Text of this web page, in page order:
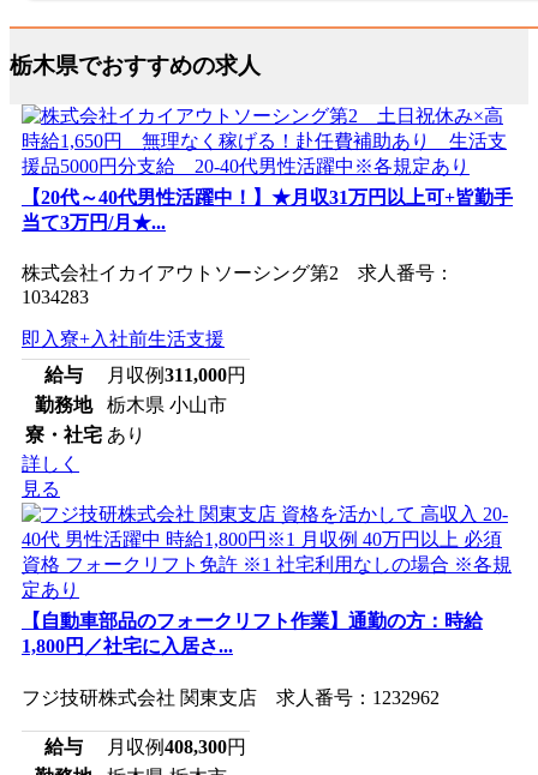
栃木県でおすすめの求人
【20代～40代男性活躍中！】★月収31万円以上可+皆勤手
当て3万円/月★...
株式会社イカイアウトソーシング第2 求人番号：
1034283
即入寮+入社前生活支援
給与
月収例311,000円
勤務地
栃木県 小山市
寮・社宅 あり
詳しく
見る
【自動車部品のフォークリフト作業】通勤の方：時給
1,800円／社宅に入居さ...
フジ技研株式会社 関東支店 求人番号：1232962
給与 月収例408,300円